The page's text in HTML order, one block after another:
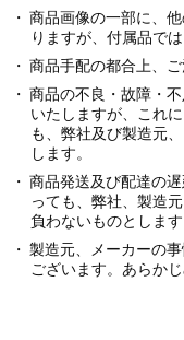
商品画像の一部に、
りますが、付属品で
商品手配の都合上、
商品の不良・故障・
いたしますが、これ
も、弊社及び製造元
します。
商品発送及び配達の
っても、弊社、製造
負わないものとします
製造元、メーカーの
ございます。あらか